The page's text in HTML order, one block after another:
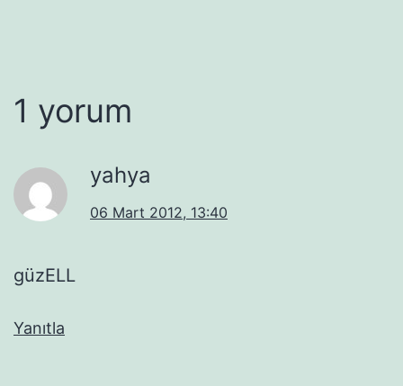
1 yorum
yahya
06 Mart 2012, 13:40
güzELL
Yanıtla